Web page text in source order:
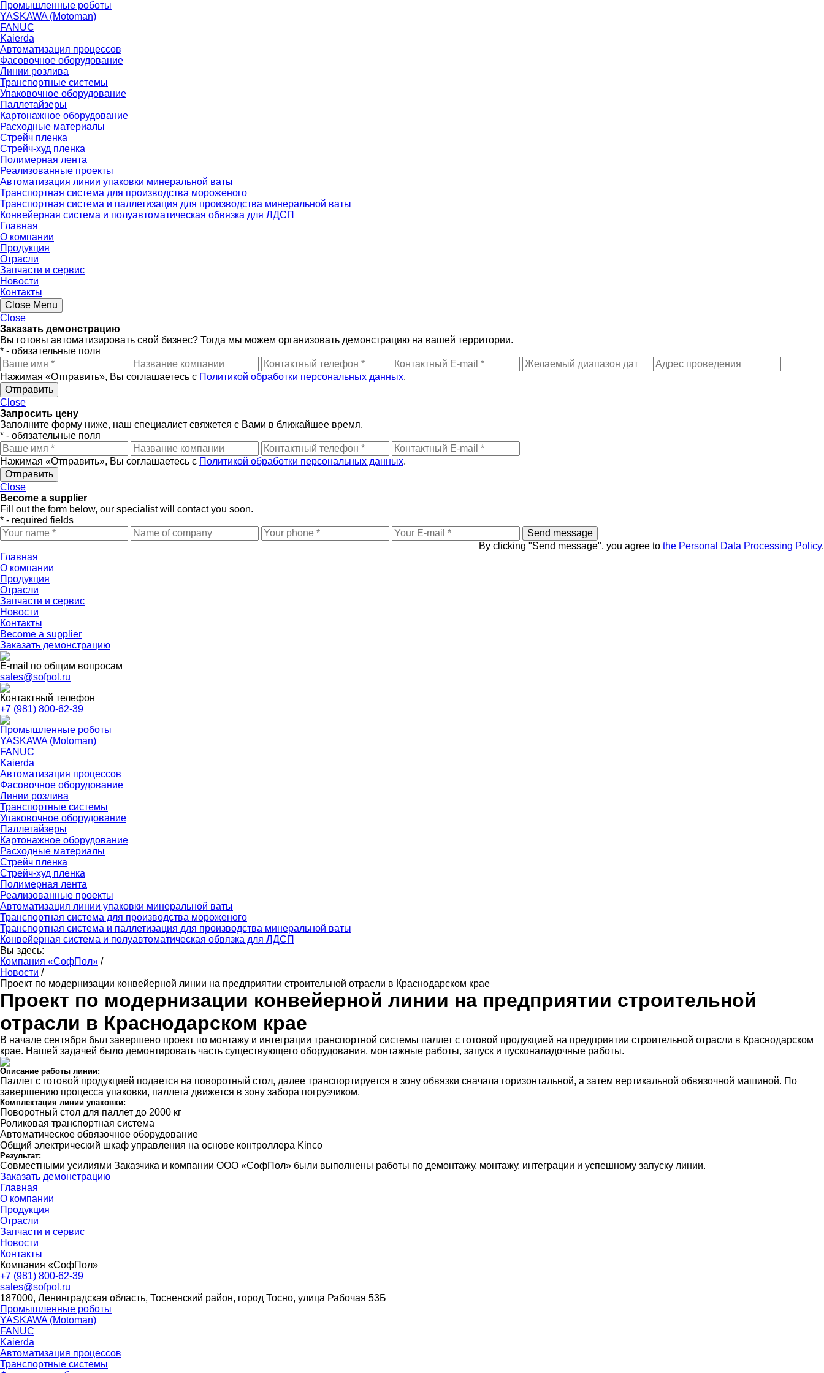
Промышленные роботы
YASKAWA (Motoman)
FANUC
Kaierda
Автоматизация процессов
Фасовочное оборудование
Линии розлива
Транспортные системы
Упаковочное оборудование
Паллетайзеры
Картонажное оборудование
Расходные материалы
Стрейч пленка
Стрейч-худ пленка
Полимерная лента
Реализованные проекты
Автоматизация линии упаковки минеральной ваты
Транспортная система для производства мороженого
Транспортная система и паллетизация для производства минеральной ваты
Конвейерная система и полуавтоматическая обвязка для ЛДСП
Главная
О компании
Продукция
Отрасли
Запчасти и сервис
Новости
Контакты
Close Menu
Close
Заказать демонстрацию
Вы готовы автоматизировать свой бизнес? Тогда мы можем организовать демонстрацию на вашей территории.
* - обязательные поля
Нажимая «Отправить», Вы соглашаетесь с Политикой обработки персональных данных.
Close
Запросить цену
Заполните форму ниже, наш специалист свяжется с Вами в ближайшее время.
* - обязательные поля
Нажимая «Отправить», Вы соглашаетесь с Политикой обработки персональных данных.
Close
Become a supplier
Fill out the form below, our specialist will contact you soon.
* - required fields
By clicking "Send message", you agree to the Personal Data Processing Policy.
Главная
О компании
Продукция
Отрасли
Запчасти и сервис
Новости
Контакты
Become a supplier
Заказать демонстрацию
E-mail по общим вопросам
sales@sofpol.ru
Контактный телефон
+7 (981) 800-62-39
Промышленные роботы
YASKAWA (Motoman)
FANUC
Kaierda
Автоматизация процессов
Фасовочное оборудование
Линии розлива
Транспортные системы
Упаковочное оборудование
Паллетайзеры
Картонажное оборудование
Расходные материалы
Стрейч пленка
Стрейч-худ пленка
Полимерная лента
Реализованные проекты
Автоматизация линии упаковки минеральной ваты
Транспортная система для производства мороженого
Транспортная система и паллетизация для производства минеральной ваты
Конвейерная система и полуавтоматическая обвязка для ЛДСП
Вы здесь:
Компания «СофПол» /
Новости /
Проект по модернизации конвейерной линии на предприятии строительной отрасли в Краснодарском крае
Проект по модернизации конвейерной линии на предприятии строительной
отрасли в Краснодарском крае
В начале сентября был завершено проект по монтажу и интеграции транспортной системы паллет с готовой продукцией на предприятии строительной отрасли в Краснодарском
крае. Нашей задачей было демонтировать часть существующего оборудования, монтажные работы, запуск и пусконаладочные работы.
Описание работы линии:
Паллет с готовой продукцией подается на поворотный стол, далее транспортируется в зону обвязки сначала горизонтальной, а затем вертикальной обвязочной машиной. По
завершению процесса упаковки, паллета движется в зону забора погрузчиком.
Комплектация линии упаковки:
Поворотный стол для паллет до 2000 кг
Роликовая транспортная система
Автоматическое обвязочное оборудование
Общий электрический шкаф управления на основе контроллера Kinco
Результат:
Совместными усилиями Заказчика и компании ООО «СофПол» были выполнены работы по демонтажу, монтажу, интеграции и успешному запуску линии.
Заказать демонстрацию
Главная
О компании
Продукция
Отрасли
Запчасти и сервис
Новости
Контакты
Компания «СофПол»
+7 (981) 800-62-39
sales@sofpol.ru
187000, Ленинградская область, Тосненский район, город Тосно, улица Рабочая 53Б
Промышленные роботы
YASKAWA (Motoman)
FANUC
Kaierda
Автоматизация процессов
Транспортные системы